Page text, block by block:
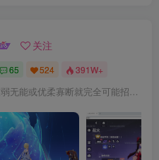
关注
65 524 391W+
一个人仅仅因为软弱无能或优柔寡断就完全可能招致痛苦